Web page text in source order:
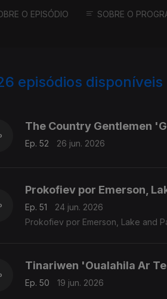
O EPISÓDIO SOBRE O
episódios disponíveis
The Country Gentlemen
Ep. 52 26 jun. 2026
Prokofiev por Emerson,
Ep. 51
24 jun. 2026
Prokofiev por Emerson, Lake and
Tinariwen 'Oualahila Ar
Ep. 50 19 jun. 2026